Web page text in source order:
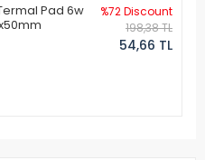
Pad 6w
%72 Discount
198,38 TL
54,66 TL